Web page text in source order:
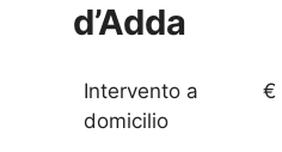
d’Adda
Intervento a
domicilio
€